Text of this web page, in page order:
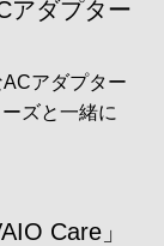
アダプター
アダプター
ズと一緒に
Care」